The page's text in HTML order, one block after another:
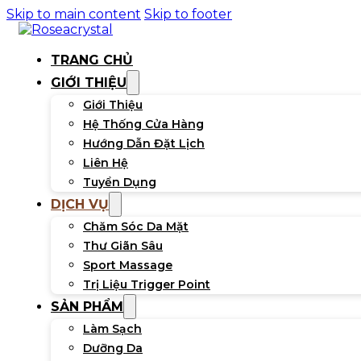
Skip to main content Skip to footer
TRANG CHỦ
GIỚI THIỆU
Giới Thiệu
Hệ Thống Cửa Hàng
Hướng Dẫn Đặt Lịch
Liên Hệ
Tuyển Dụng
DỊCH VỤ
Chăm Sóc Da Mặt
Thư Giãn Sâu
Sport Massage
Trị Liệu Trigger Point
SẢN PHẨM
Làm Sạch
Dưỡng Da